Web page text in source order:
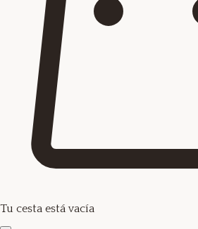
Tu cesta está vacía